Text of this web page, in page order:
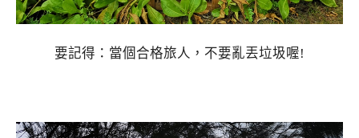
要記得：當個合格旅人，不要亂丟垃圾喔!